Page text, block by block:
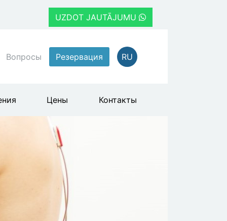
UZDOT JAUTĀJUMU
Вопросы Резервация RU
Цены Контакты